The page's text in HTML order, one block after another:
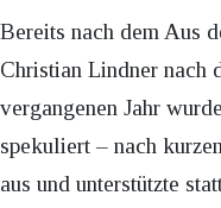
Bereits nach dem Aus
Christian Lindner nach
vergangenen Jahr
spekuliert – nach
aus und unterstützte